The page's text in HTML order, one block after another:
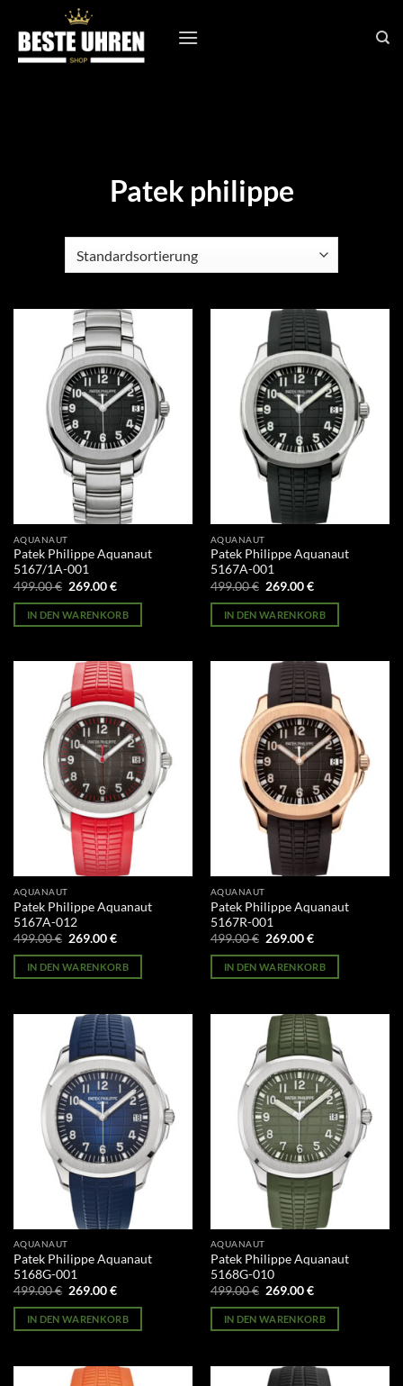
Inhalt
springen
Patek philippe
AQUANAUT
Patek Philippe Aquanaut
5167/1A-001
499.00€ Ursprünglicher
war:
499.00 €
269.00€Aktueller
ist:
269.00 €.
IN DEN WARENKORB
AQUANAUT
Patek Philippe Aquanaut
5167A-001
499.00€ Ursprünglicher
war:
499.00 €
269.00€Aktueller
ist:
269.00 €.
IN DEN WARENKORB
AQUANAUT
Patek Philippe Aquanaut
5167A-012
499.00€ Ursprünglicher
war:
499.00 €
269.00€Aktueller
ist:
269.00 €.
IN DEN WARENKORB
AQUANAUT
Patek Philippe Aquanaut
5167R-001
499.00€ Ursprünglicher
war:
499.00 €
269.00€Aktueller
ist:
269.00 €.
IN DEN WARENKORB
AQUANAUT
Patek Philippe Aquanaut
5168G-001
499.00€ Ursprünglicher
war:
499.00 €
269.00€Aktueller
ist:
269.00 €.
IN DEN WARENKORB
AQUANAUT
Patek Philippe Aquanaut
5168G-010
499.00€ Ursprünglicher
war:
499.00 €
269.00€Aktueller
ist:
269.00 €.
IN DEN WARENKORB